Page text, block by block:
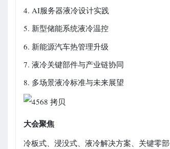
4. AI服务器液冷设计实践
5. 新型储能系统液冷温控
6. 新能源汽车热管理升级
7. 液冷关键部件与产业链协同
8. 多场景液冷标准与未来展望
大会聚焦
冷板式、浸没式、液冷解决方案、关键零